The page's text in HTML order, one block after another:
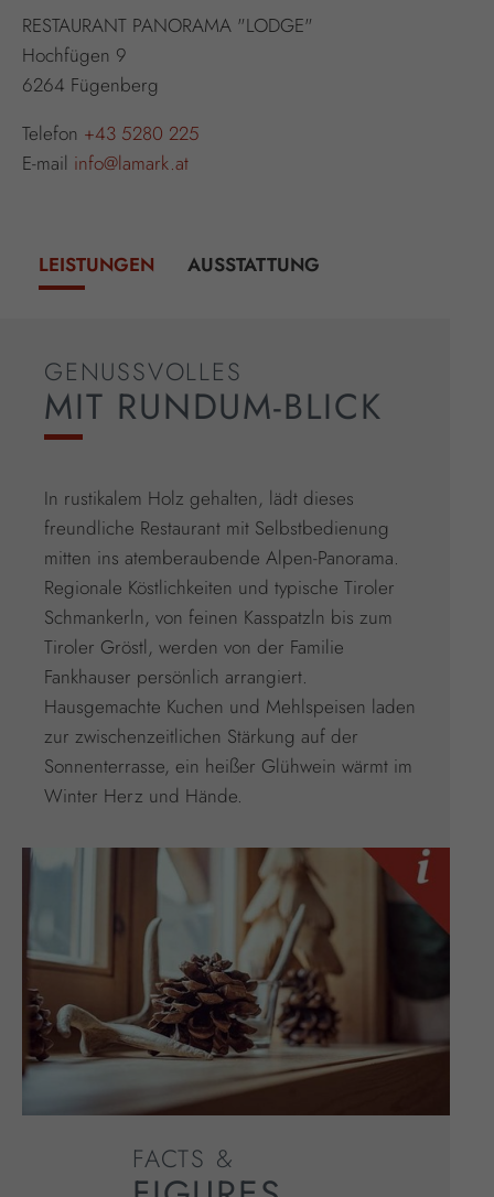
RESTAURANT PANORAMA "LODGE"
Hochfügen 9
6264 Fügenberg
Telefon +43 5280 225
E-mail info@lamark.at
LEISTUNGEN AUSSTATTUNG
GENUSSVOLLES
MIT RUNDUM-BLICK
In rustikalem Holz gehalten, lädt dieses
freundliche Restaurant mit Selbstbedienung
mitten ins atemberaubende Alpen-Panorama.
Regionale Köstlichkeiten und typische Tiroler
Schmankerln, von feinen Kasspatzln bis zum
Tiroler Gröstl, werden von der Familie
Fankhauser persönlich arrangiert.
Hausgemachte Kuchen und Mehlspeisen laden
zur zwischenzeitlichen Stärkung auf der
Sonnenterrasse, ein heißer Glühwein wärmt im
Winter Herz und Hände.
FACTS &